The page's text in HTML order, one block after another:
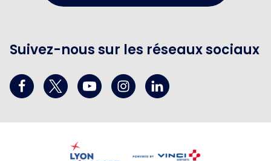
Suivez-nous sur les réseaux sociaux